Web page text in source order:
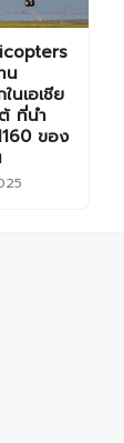
น
นเอเชีย
ที่นำ
ของ